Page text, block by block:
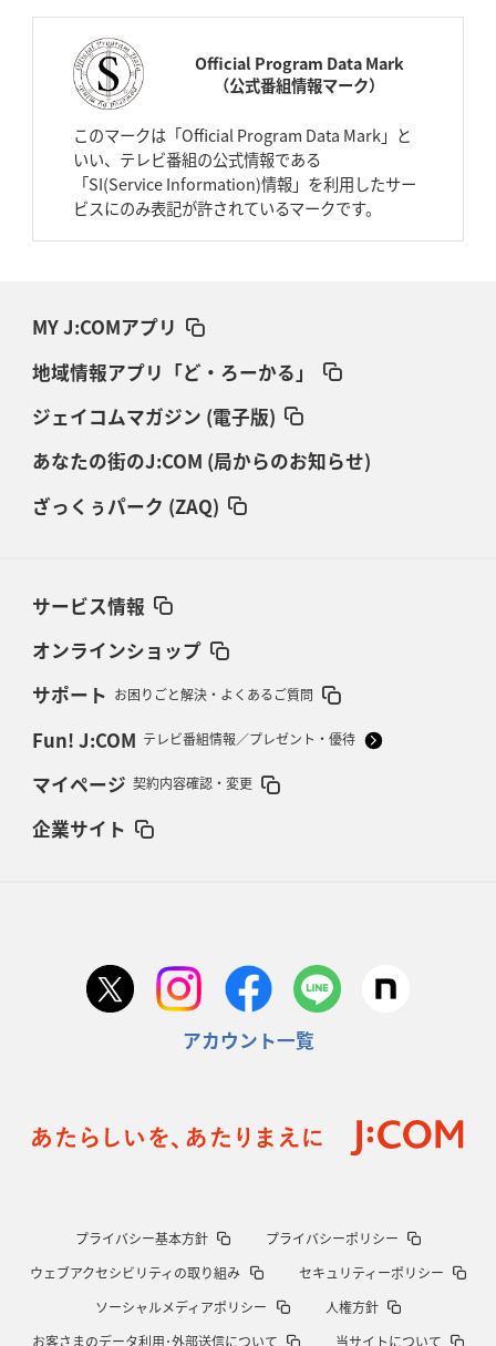
Official Program Data Mark
（公式番組情報マーク）
このマークは「Official Program Data Mark」と
いい、テレビ番組の公式情報である
「SI(Service Information)情報」を利用したサー
ビスにのみ表記が許されているマークです。
MY J:COMアプリ
地域情報アプリ「ど・ろーかる」
ジェイコムマガジン (電子版)
あなたの街のJ:COM (局からのお知らせ)
ざっくぅパーク (ZAQ)
サービス情報
オンラインショップ
サポート お困りごと解決・よくあるご質問
Fun! J:COM テレビ番組情報／プレゼント・優待
マイページ 契約内容確認・変更
企業サイト
アカウント一覧
プライバシー基本方針
プライバシーポリシー
ウェブアクセシビリティの取り組み
セキュリティーポリシー
ソーシャルメディアポリシー
人権方針
お客さまのデータ利用･外部送信について
当サイトについて